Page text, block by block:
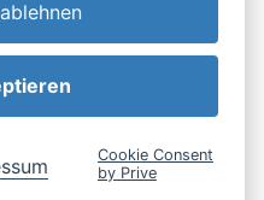
Cookie Consent
by Prive